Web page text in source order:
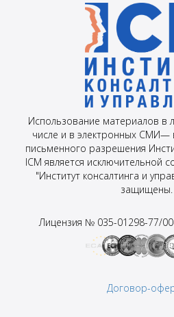
Использование материалов
числе и в электронных СМИ—
письменного разрешения
ICM является исключительной
"Институт консалтинга и
защищены.
Лицензия № 035-01298-77/
Договор-